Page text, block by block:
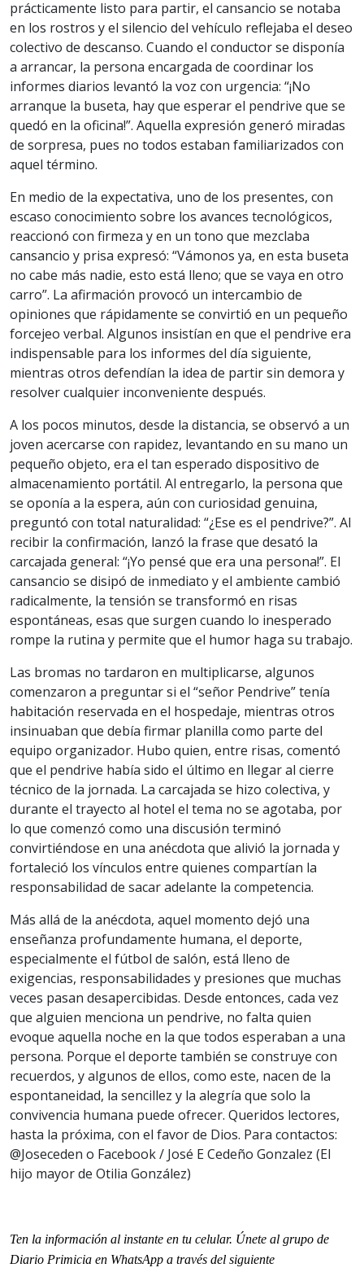
prácticamente listo para partir, el cansancio se notaba
en los rostros y el silencio del vehículo reflejaba el deseo
colectivo de descanso. Cuando el conductor se disponía
a arrancar, la persona encargada de coordinar los
informes diarios levantó la voz con urgencia: “¡No
arranque la buseta, hay que esperar el pendrive que se
quedó en la oficina!”. Aquella expresión generó miradas
de sorpresa, pues no todos estaban familiarizados con
aquel término.
En medio de la expectativa, uno de los presentes, con
escaso conocimiento sobre los avances tecnológicos,
reaccionó con firmeza y en un tono que mezclaba
cansancio y prisa expresó: “Vámonos ya, en esta buseta
no cabe más nadie, esto está lleno; que se vaya en otro
carro”. La afirmación provocó un intercambio de
opiniones que rápidamente se convirtió en un pequeño
forcejeo verbal. Algunos insistían en que el pendrive era
indispensable para los informes del día siguiente,
mientras otros defendían la idea de partir sin demora y
resolver cualquier inconveniente después.
A los pocos minutos, desde la distancia, se observó a un
joven acercarse con rapidez, levantando en su mano un
pequeño objeto, era el tan esperado dispositivo de
almacenamiento portátil. Al entregarlo, la persona que
se oponía a la espera, aún con curiosidad genuina,
preguntó con total naturalidad: “¿Ese es el pendrive?”. Al
recibir la confirmación, lanzó la frase que desató la
carcajada general: “¡Yo pensé que era una persona!”. El
cansancio se disipó de inmediato y el ambiente cambió
radicalmente, la tensión se transformó en risas
espontáneas, esas que surgen cuando lo inesperado
rompe la rutina y permite que el humor haga su trabajo.
Las bromas no tardaron en multiplicarse, algunos
comenzaron a preguntar si el “señor Pendrive” tenía
habitación reservada en el hospedaje, mientras otros
insinuaban que debía firmar planilla como parte del
equipo organizador. Hubo quien, entre risas, comentó
que el pendrive había sido el último en llegar al cierre
técnico de la jornada. La carcajada se hizo colectiva, y
durante el trayecto al hotel el tema no se agotaba, por
lo que comenzó como una discusión terminó
convirtiéndose en una anécdota que alivió la jornada y
fortaleció los vínculos entre quienes compartían la
responsabilidad de sacar adelante la competencia.
Más allá de la anécdota, aquel momento dejó una
enseñanza profundamente humana, el deporte,
especialmente el fútbol de salón, está lleno de
exigencias, responsabilidades y presiones que muchas
veces pasan desapercibidas. Desde entonces, cada vez
que alguien menciona un pendrive, no falta quien
evoque aquella noche en la que todos esperaban a una
persona. Porque el deporte también se construye con
recuerdos, y algunos de ellos, como este, nacen de la
espontaneidad, la sencillez y la alegría que solo la
convivencia humana puede ofrecer. Queridos lectores,
hasta la próxima, con el favor de Dios. Para contactos:
@Joseceden o Facebook / José E Cedeño Gonzalez (El
hijo mayor de Otilia González)
Ten la información al instante en tu celular. Únete al grupo de
Diario Primicia en WhatsApp a través del siguiente